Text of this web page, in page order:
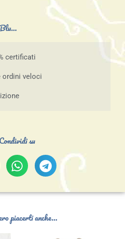
certificati
ordini veloci
Condividi su
piacerti anche...